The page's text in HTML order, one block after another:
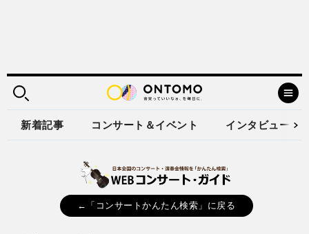
新着記事 コンサート＆イベント インタビュー
←「コンサートかんたん検索」に戻る